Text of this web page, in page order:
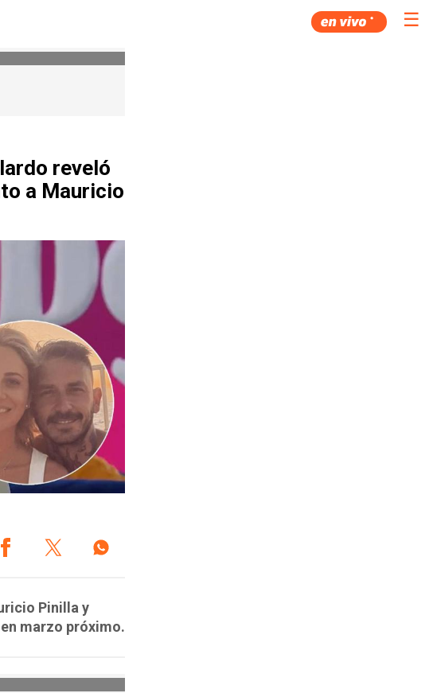
☰
reveló
a Mauricio
Pinilla y
marzo próximo.